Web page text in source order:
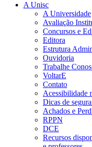
A Unisc
A Universidade
Avaliação
Concursos e
Editora
Estrutura
Ouvidoria
Trabalhe
VoltarE
Contato
Acessibilidade
Dicas de
Achados e
RPPN
DCE
Recursos